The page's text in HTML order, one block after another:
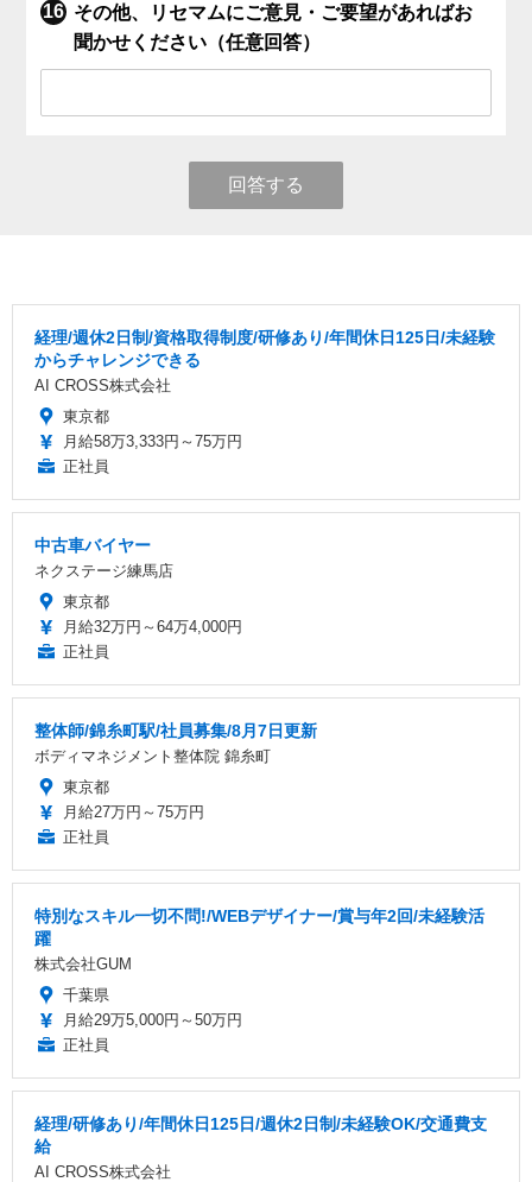
その他、リセマムにご意見・ご要望があればお
聞かせください（任意回答）
回答する
経理/週休2日制/資格取得制度/研修あり/年間休日125日/未経験
からチャレンジできる
AI CROSS株式会社
東京都
月給58万3,333円～75万円
正社員
中古車バイヤー
ネクステージ練馬店
東京都
月給32万円～64万4,000円
正社員
整体師/錦糸町駅/社員募集/8月7日更新
ボディマネジメント整体院 錦糸町
東京都
月給27万円～75万円
正社員
特別なスキル一切不問!/WEBデザイナー/賞与年2回/未経験活
躍
株式会社GUM
千葉県
月給29万5,000円～50万円
正社員
経理/研修あり/年間休日125日/週休2日制/未経験OK/交通費支
給
AI CROSS株式会社